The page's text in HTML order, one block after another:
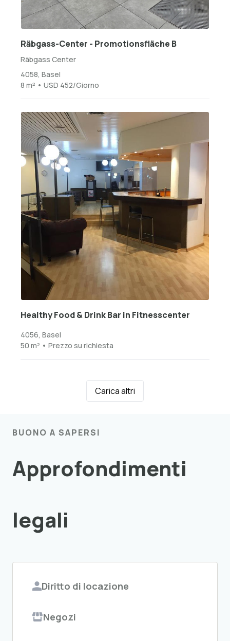
Räbgass-Center - Promotionsfläche B
Räbgass Center
4058, Basel
8 m² • USD 452/Giorno
Healthy Food & Drink Bar in Fitnesscenter
4056, Basel
50 m² • Prezzo su richiesta
Carica altri
BUONO A SAPERSI
Approfondimenti
legali
Diritto di locazione
Negozi